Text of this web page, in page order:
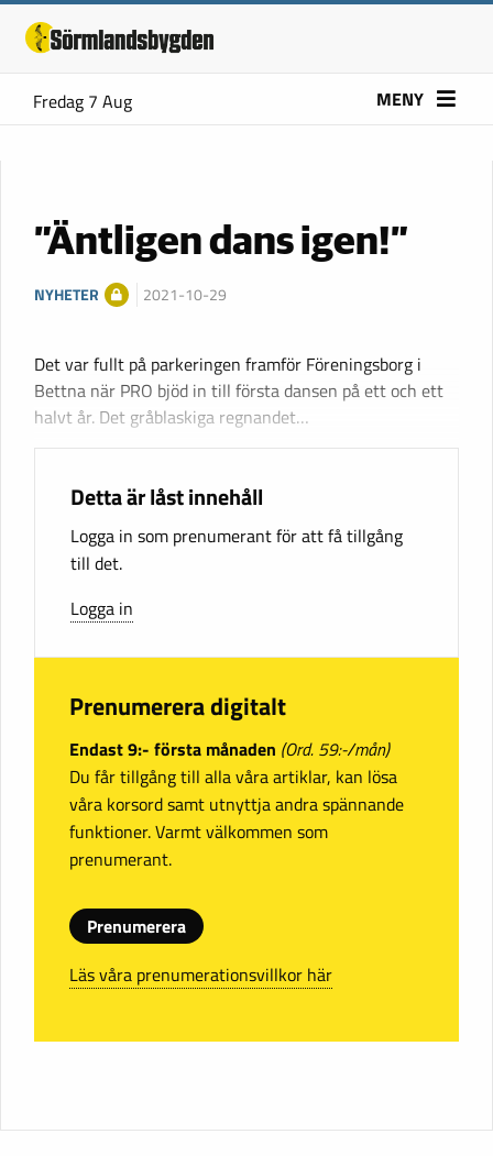
Fredag 7 Aug MENY
”Äntligen dans igen!”
NYHETER 2021-10-29
Det var fullt på parkeringen framför Föreningsborg i
Bettna när PRO bjöd in till första dansen på ett och ett
halvt år. Det gråblaskiga regnandet…
Detta är låst innehåll
Logga in som prenumerant för att få tillgång
till det.
Logga in
Prenumerera digitalt
Endast 9:- första månaden (Ord. 59:-/mån)
Du får tillgång till alla våra artiklar, kan lösa
våra korsord samt utnyttja andra spännande
funktioner. Varmt välkommen som
prenumerant.
Prenumerera
Läs våra prenumerationsvillkor här